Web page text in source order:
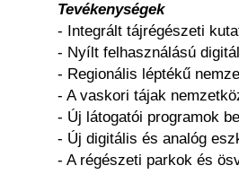
Tevékenységek
- Integrált tájrégészeti
- Nyílt felhasználású
- Regionális léptékű
- A vaskori tájak
- Új látogatói programok
- Új digitális és analóg
- A régészeti parkok és